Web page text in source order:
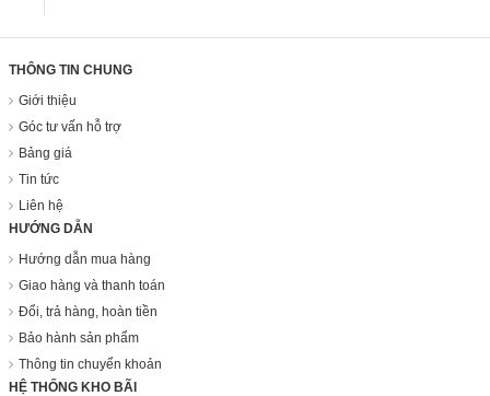
THÔNG TIN CHUNG
Giới thiệu
Góc tư vấn hỗ trợ
Bảng giá
Tin tức
Liên hệ
HƯỚNG DẪN
Hướng dẫn mua hàng
Giao hàng và thanh toán
Đổi, trả hàng, hoàn tiền
Bảo hành sản phẩm
Thông tin chuyển khoản
HỆ THỐNG KHO BÃI